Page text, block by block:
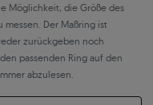
Möglichkeit, die Größe des
Der Maßring ist
zurückgeben noch
passenden Ring auf den
abzulesen.